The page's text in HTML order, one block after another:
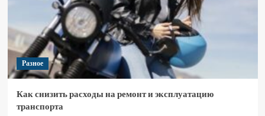
Разное
Как снизить расходы на ремонт и эксплуатацию
транспорта